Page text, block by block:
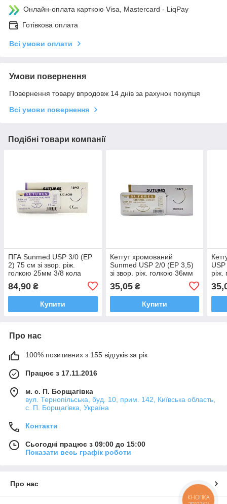
Онлайн-оплата карткою Visa, Mastercard - LiqPay
Готівкова оплата
Всі умови оплати
Умови повернення
Повернення товару впродовж 14 днів за рахунок покупця
Всі умови повернення
Подібні товари компанії
ПГА Sunmed USP 3/0 (EP
2) 75 см зі звор. ріж.
голкою 25мм 3/8 кола
84,90 ₴
Купити
Кетгут хромований
Sunmed USP 2/0 (EP 3,5)
зі звор. ріж. голкою 36мм
35,05₴
Купити
Про нас
100% позитивних з 155 відгуків за рік
Працює з 17.11.2016
м. с. П. Борщагівка
вул. Тернопільська, буд. 10, прим. 142, Київська область,
с. П. Борщагівка, Україна
Контакти
Сьогодні працює з 09:00 до 15:00
Показати весь графік роботи
Про нас
КНОПКА